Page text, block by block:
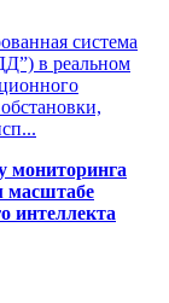
система
в реальном
мониторинга
масштабе
интеллекта